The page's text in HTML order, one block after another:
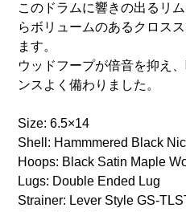
このドラムに響きの出るリ
らボリュームのあるクロス
ます。
ウッドフープが倍音を抑え
ンスよく備わりました。
Size: 6.5×14
Shell: Hammmered Black
Hoops: Black Satin Maple
Lugs: Double Ended Lug
Strainer: Lever Style GS-